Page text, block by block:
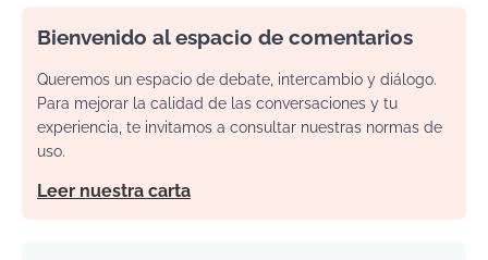
Bienvenido al espacio de comentarios
Queremos un espacio de debate, intercambio y diálogo.
Para mejorar la calidad de las conversaciones y tu
experiencia, te invitamos a consultar nuestras normas de
uso.
Leer nuestra carta